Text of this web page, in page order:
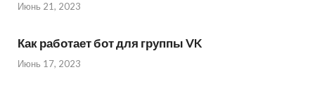
Июнь 21, 2023
Как работает бот для группы VK
Июнь 17, 2023